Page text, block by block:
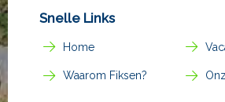
Snelle Links
Home
Waarom Fiksen?